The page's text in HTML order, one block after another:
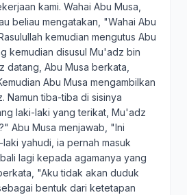
kami. Wahai Abu Musa,
beliau mengatakan, "Wahai Abu
kemudian mengutus Abu
kemudian disusul Mu'adz bin
datang, Abu Musa berkata,
Abu Musa mengambilkan
Namun tiba-tiba di sisinya
laki-laki yang terikat, Mu'adz
Abu Musa menjawab, "Ini
yahudi, ia pernah masuk
lagi kepada agamanya yang
"Aku tidak akan duduk
bentuk dari ketetapan